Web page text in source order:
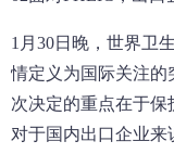
1月30日晚，世界卫
情定义为国际关注的
次决定的重点在于
对于国内出口企业